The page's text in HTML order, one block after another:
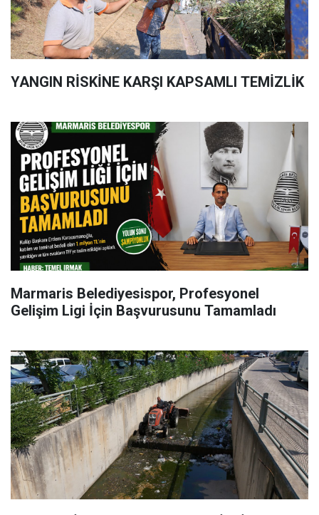
YANGIN RİSKİNE KARŞI KAPSAMLI TEMİZLİK
Marmaris Belediyesispor, Profesyonel
Gelişim Ligi İçin Başvurusunu Tamamladı